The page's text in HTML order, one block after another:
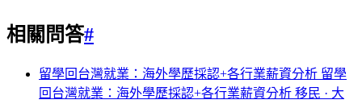
相關問答#
留學回台灣就業：海外學歷採認+各行業薪資分析 留學
回台灣就業：海外學歷採認+各行業薪資分析 移民 · 大